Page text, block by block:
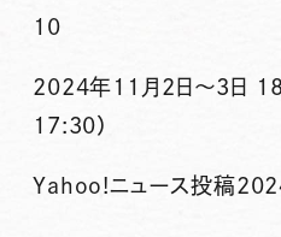
10
2024年11月2日～3日
17:30）
Yahoo!ニュース投稿